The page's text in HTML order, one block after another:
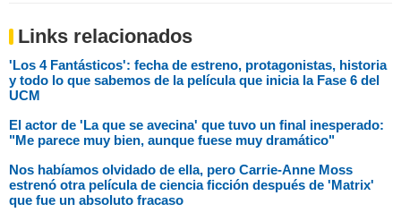
Links relacionados
'Los 4 Fantásticos': fecha de estreno, protagonistas, historia
y todo lo que sabemos de la película que inicia la Fase 6 del
UCM
El actor de 'La que se avecina' que tuvo un final inesperado:
"Me parece muy bien, aunque fuese muy dramático"
Nos habíamos olvidado de ella, pero Carrie-Anne Moss
estrenó otra película de ciencia ficción después de 'Matrix'
que fue un absoluto fracaso